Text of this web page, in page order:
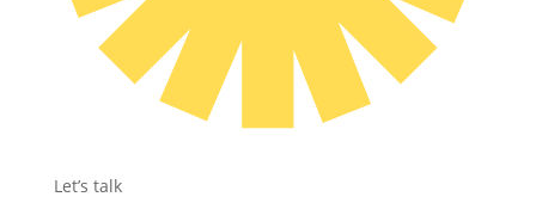
Let’s talk